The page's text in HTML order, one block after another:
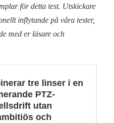
för detta test. Utskickare
inflytande på våra tester,
med er läsare och
tre linser i en
PTZ-
utan
och